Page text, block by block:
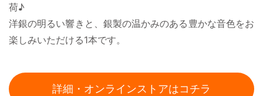
荷♪
洋銀の明るい響きと、銀製の温かみのある豊かな音色をお
楽しみいただける1本です。
詳細・オンラインストアはコチラ